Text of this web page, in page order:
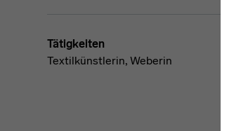
Tätigkeiten
Textilkünstlerin, Weberin